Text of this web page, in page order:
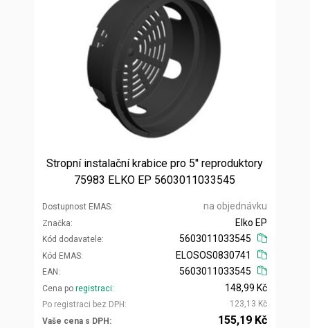
Stropní instalační krabice pro 5'' reproduktory
75983 ELKO EP 5603011033545
Dostupnost EMAS na objednávku
Značka
Kód dodavatele
Elko EP
5603011033545
Kód EMAS
EAN
ELOSOS0830741
5603011033545
Cena po registraci
Po registraci bez DPH
148,99 Kč
123,13 Kč
Vaše cena s DPH
155,19 Kč